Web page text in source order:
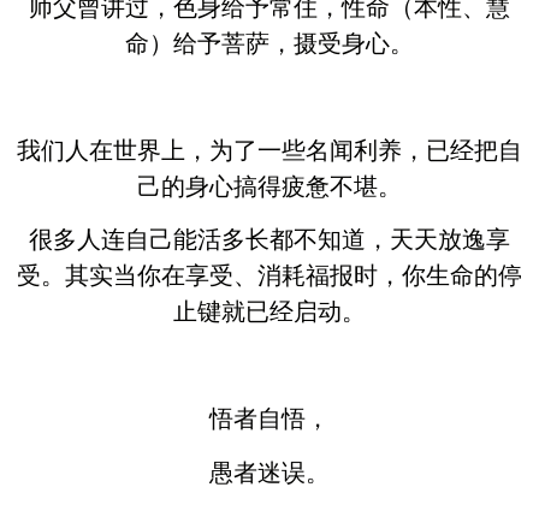
师父曾讲过，色身给予常住，性命（本性、慧
命）给予菩萨，摄受身心。
我们人在世界上，为了一些名闻利养，已经把自
己的身心搞得疲惫不堪。
很多人连自己能活多长都不知道，天天放逸享
受。其实当你在享受、消耗福报时，你生命的停
止键就已经启动。
悟者自悟，
愚者迷误。